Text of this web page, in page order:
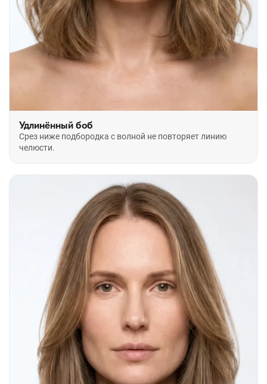
Удлинённый боб
Срез ниже подбородка с волной не повторяет линию
челюсти.